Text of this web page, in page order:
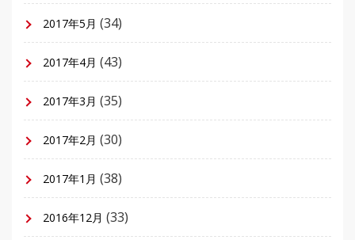
2017年5月 (34)
2017年4月 (43)
2017年3月 (35)
2017年2月 (30)
2017年1月 (38)
2016年12月 (33)